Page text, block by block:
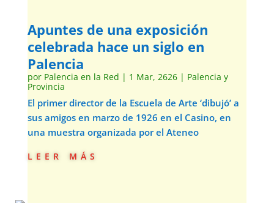
Apuntes de una exposición
celebrada hace un siglo en
Palencia
por Palencia en la Red | 1 Mar, 2626| Palencia y
Provincia
El primer director de la Escuela de Arte ‘dibujó’ a
sus amigos en marzo de 1926 en el Casino, en
una muestra organizada por el Ateneo
leer más